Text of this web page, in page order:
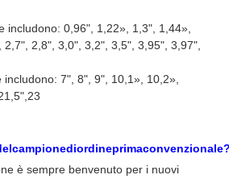
includono: 0,96" , 1,22» , 1,3", 1,44»
2,7", 2,8", 3,0", 3,2", 3,5", 3,95", 3,97",
7", 8", 9", 10,1» , 10,2»
è sempre benvenuto per i nuovi